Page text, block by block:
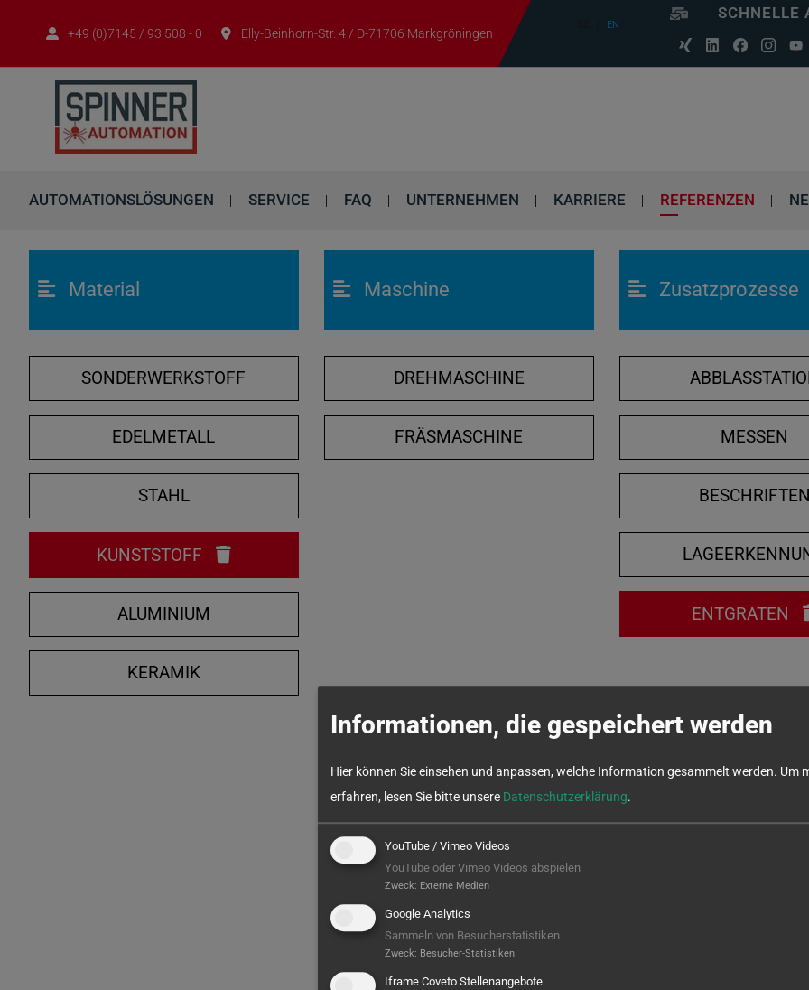
+49 (0)7145 / 93 508 - 0 Elly-Beinhorn-Str. 4 / D-71706 Markgröningen
EN
SCHNELLE
AUTOMATIONSLÖSUNGEN SERVICE FAQ UNTERNEHMEN KARRIERE REFERENZEN
Material
SONDERWERKSTOFF
EDELMETALL
STAHL
KUNSTSTOFF
ALUMINIUM
KERAMIK
Maschine
DREHMASCHINE
FRÄSMASCHINE
Zusatzprozesse
MESSEN
BESCHRIFTEN
ENTGRATEN
Informationen, die gespeichert werden
Hier können Sie einsehen und anpassen, welche Information gesammelt werden. Um
erfahren, lesen Sie bitte unsere Datenschutzerklärung.
YouTube / Vimeo Videos
YouTube oder Vimeo Videos abspielen
Zweck: Externe Medien
Google Analytics
Sammeln von Besucherstatistiken
Zweck: Besucher-Statistiken
Iframe Coveto Stellenangebote